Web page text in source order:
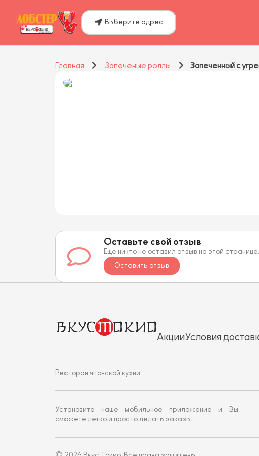
Выберите адрес
Главная Запеченые роллы Запеченный с
Оставьте свой отзыв
Еще никто не оставил отзыв на этой
Оставить отзыв
АкцииУсловия
Ресторан японской кухни
Установите наше мобильное приложение и Вы
сможете легко и просто делать заказы.